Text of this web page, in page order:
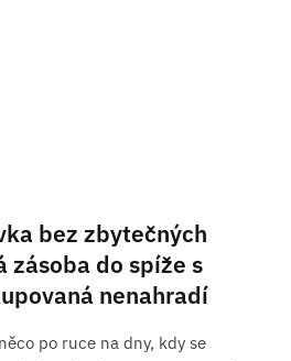
bez zbytečných
zásoba do spíže s
nenahradí
po ruce na dny, kdy se